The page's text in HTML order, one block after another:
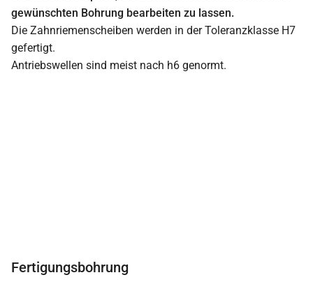
gewünschten Bohrung bearbeiten zu lassen.
Die Zahnriemenscheiben werden in der Toleranzklasse H7
gefertigt.
Antriebswellen sind meist nach h6 genormt.
Fertigungsbohrung